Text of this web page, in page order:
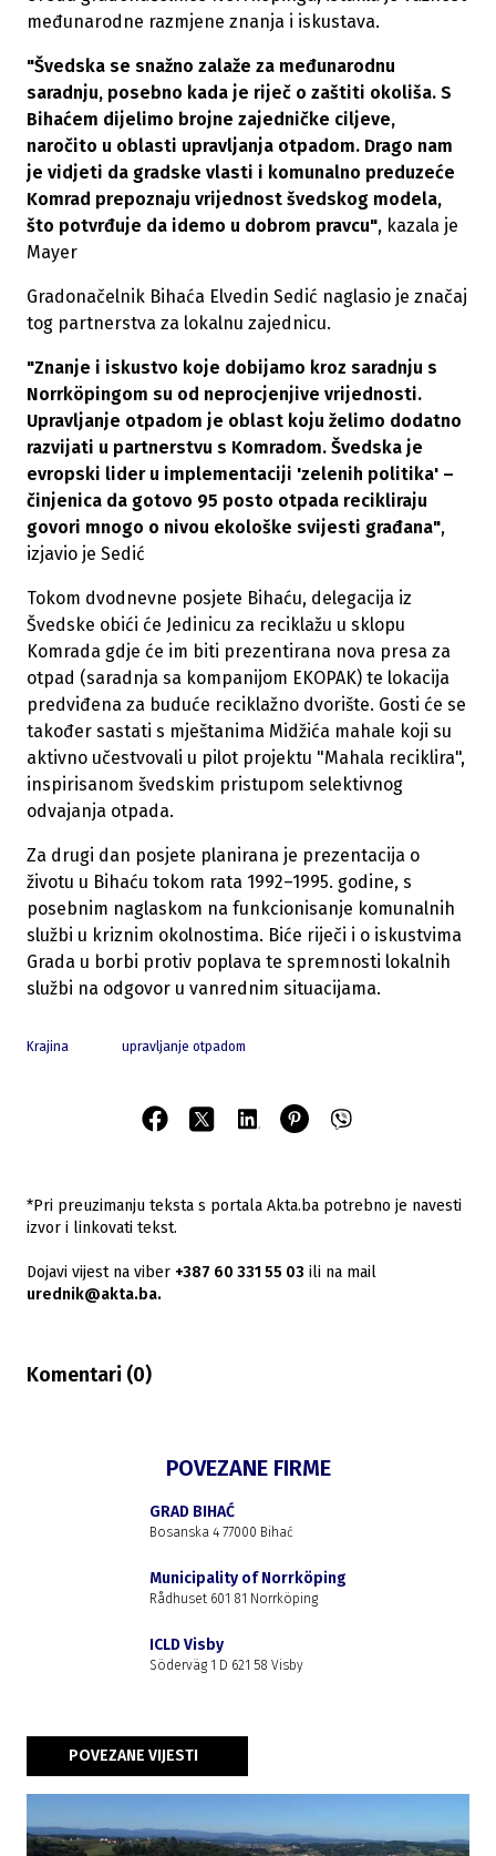
međunarodne razmjene znanja i iskustava.
"Švedska se snažno zalaže za međunarodnu
saradnju, posebno kada je riječ o zaštiti okoliša. S
Bihaćem dijelimo brojne zajedničke ciljeve,
naročito u oblasti upravljanja otpadom. Drago nam
je vidjeti da gradske vlasti i komunalno preduzeće
Komrad prepoznaju vrijednost švedskog modela,
što potvrđuje da idemo u dobrom pravcu", kazala je
Mayer
Gradonačelnik Bihaća Elvedin Sedić naglasio je značaj
tog partnerstva za lokalnu zajednicu.
"Znanje i iskustvo koje dobijamo kroz saradnju s
Norrköpingom su od neprocjenjive vrijednosti.
Upravljanje otpadom je oblast koju želimo dodatno
razvijati u partnerstvu s Komradom. Švedska je
evropski lider u implementaciji 'zelenih politika' –
činjenica da gotovo 95 posto otpada recikliraju
govori mnogo o nivou ekološke svijesti građana",
izjavio je Sedić
Tokom dvodnevne posjete Bihaću, delegacija iz
Švedske obići će Jedinicu za reciklažu u sklopu
Komrada gdje će im biti prezentirana nova presa za
otpad (saradnja sa kompanijom EKOPAK) te lokacija
predviđena za buduće reciklažno dvorište. Gosti će se
također sastati s mještanima Midžića mahale koji su
aktivno učestvovali u pilot projektu "Mahala reciklira",
inspirisanom švedskim pristupom selektivnog
odvajanja otpada.
Za drugi dan posjete planirana je prezentacija o
životu u Bihaću tokom rata 1992–1995. godine, s
posebnim naglaskom na funkcionisanje komunalnih
službi u kriznim okolnostima. Biće riječi i o iskustvima
Grada u borbi protiv poplava te spremnosti lokalnih
službi na odgovor u vanrednim situacijama.
Krajina upravljanje otpadom
*Pri preuzimanju teksta s portala Akta.ba potrebno je navesti
izvor i linkovati tekst.
Dojavi vijest na viber +387 60 331 55 03 ili na mail
urednik@akta.ba.
Komentari (0)
POVEZANE FIRME
GRAD BIHAĆ
Bosanska 4 77000 Bihać
Municipality of Norrköping
Rådhuset 601 81 Norrköping
ICLD Visby
Söderväg 1 D 621 58 Visby
POVEZANE VIJESTI